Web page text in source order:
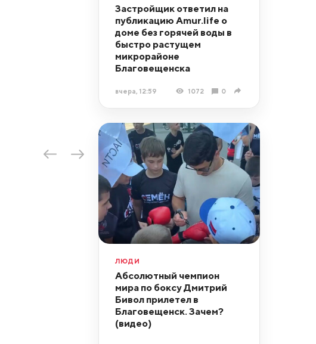
Застройщик ответил на
публикацию Amur.life о
доме без горячей воды в
быстро растущем
микрорайоне
Благовещенска
вчера, 12:59 1072 0
ЛЮДИ
Абсолютный чемпион
мира по боксу Дмитрий
Бивол прилетел в
Благовещенск. Зачем?
(видео)